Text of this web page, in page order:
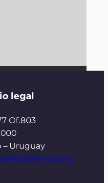
legal
Of.803
– Uruguay